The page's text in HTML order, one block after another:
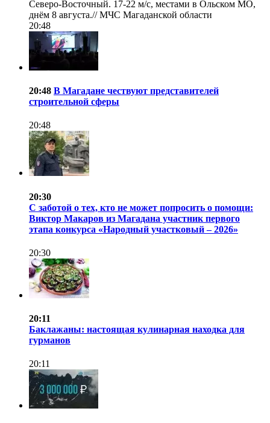
Северо-Восточный. 17-22 м/с, местами в Ольском МО,
днём 8 августа.//МЧС Магаданской области
20:48
20:48 В Магадане чествуют представителей
строительной сферы
20:48
20:30
С заботой о тех, кто не может попросить о помощи:
Виктор Макаров из Магадана участник первого
этапа конкурса «Народный участковый – 2026»
20:30
20:11
Баклажаны: настоящая кулинарная находка для
гурманов
20:11